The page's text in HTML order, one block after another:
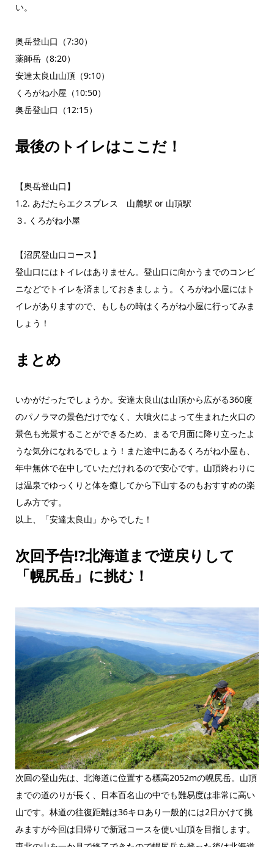
い。
奥岳登山口（7:30）
薬師岳（8:20）
安達太良山山頂（9:10）
くろがね小屋（10:50）
奥岳登山口（12:15）
最後のトイレはここだ！
【奥岳登山口】
1.2. あだたらエクスプレス 山麓駅 or 山頂駅
３. くろがね小屋
【沼尻登山口コース】
登山口にはトイレはありません。登山口に向かうまでのコンビ
ニなどでトイレを済ましておきましょう。くろがね小屋にはト
イレがありますので、もしもの時はくろがね小屋に行ってみま
しょう！
まとめ
いかがだったでしょうか。安達太良山は山頂から広がる360度
のパノラマの景色だけでなく、大噴火によって生まれた火口の
景色も光景することができるため、まるで月面に降り立ったよ
うな気分になれるでしょう！また途中にあるくろがね小屋も、
年中無休で在中していただけれるので安心です。山頂終わりに
は温泉でゆっくりと体を癒してから下山するのもおすすめの楽
しみ方です。
以上、「安達太良山」からでした！
次回予告!?北海道まで逆戻りして
「幌尻岳」に挑む！
次回の登山先は、北海道に位置する標高2052mの幌尻岳。山頂
までの道のりが長く、日本百名山の中でも難易度は非常に高い
山です。林道の往復距離は36キロあり一般的には2日かけて挑
みますが今回は日帰りで新冠コースを使い山頂を目指します。